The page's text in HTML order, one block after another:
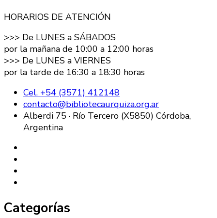
HORARIOS DE ATENCIÓN
>>> De LUNES a SÁBADOS
por la mañana de 10:00 a 12:00 horas
>>> De LUNES a VIERNES
por la tarde de 16:30 a 18:30 horas
Cel. +54 (3571) 412148
contacto@bibliotecaurquiza.org.ar
Alberdi 75 · Río Tercero (X5850) Córdoba,
Argentina
Categorías